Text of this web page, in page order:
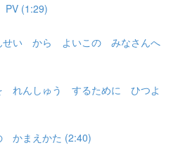
PV (1:29)
せい から よいこの みなさんへ
れんしゅう するために ひつよ
かまえかた (2:40)